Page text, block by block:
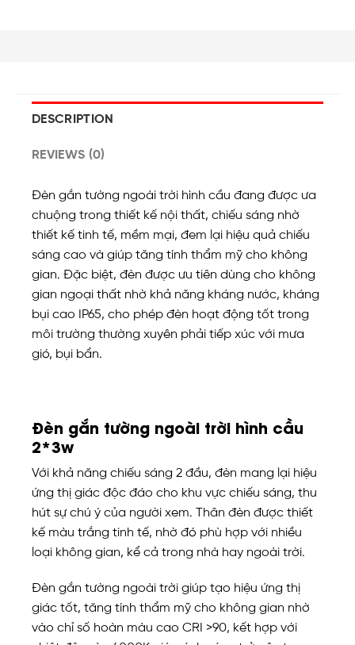
DESCRIPTION
REVIEWS (0)
Đèn gắn tường ngoài trời hình cầu đang được ưa
chuộng trong thiết kế nội thất, chiếu sáng nhờ
thiết kế tinh tế, mềm mại, đem lại hiệu quả chiếu
sáng cao và giúp tăng tính thẩm mỹ cho không
gian. Đặc biệt, đèn được ưu tiên dùng cho không
gian ngoại thất nhờ khả năng kháng nước, kháng
bụi cao IP65, cho phép đèn hoạt động tốt trong
môi trường thường xuyên phải tiếp xúc với mưa
gió, bụi bẩn.
Đèn gắn tường ngoài trời hình cầu
2*3w
Với khả năng chiếu sáng 2 đầu, đèn mang lại hiệu
ứng thị giác độc đáo cho khu vực chiếu sáng, thu
hút sự chú ý của người xem. Thân đèn được thiết
kế màu trắng tinh tế, nhờ đó phù hợp với nhiều
loại không gian, kể cả trong nhà hay ngoài trời.
Đèn gắn tường ngoài trời giúp tạo hiệu ứng thị
giác tốt, tăng tính thẩm mỹ cho không gian nhờ
vào chỉ số hoàn màu cao CRI >90, kết hợp với